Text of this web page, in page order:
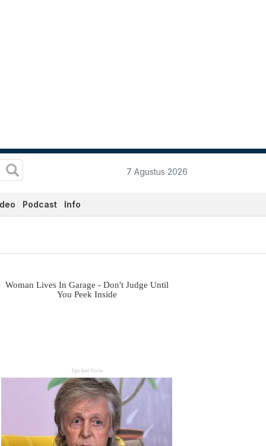
7 Agustus 2026
Podcast Info